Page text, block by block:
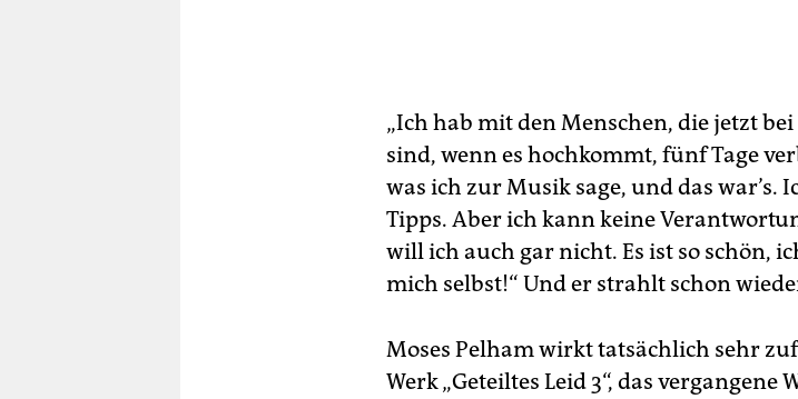
„Ich hab mit den Menschen, die jetzt
sind, wenn es hochkommt, fünf Tage
was ich zur Musik sage, und das war’s.
Tipps. Aber ich kann keine
will ich auch gar nicht. Es ist so schön,
mich selbst!“ Und er strahlt schon
Moses Pelham wirkt tatsächlich sehr
Werk „Geteiltes Leid 3“, das vergangene